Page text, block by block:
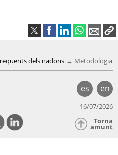
dels nadons Metodologia
es en
16/07/2026
Torna
amunt